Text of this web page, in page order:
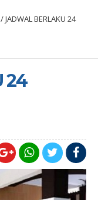
/JADWAL BERLAKU 24
24